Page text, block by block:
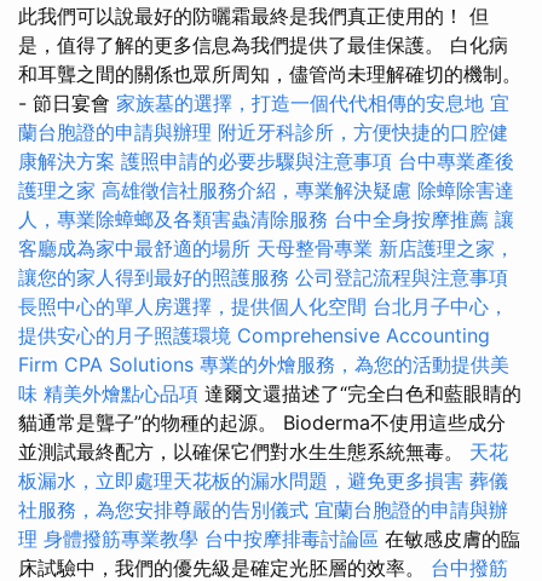
此我們可以說最好的防曬霜最終是我們真正使用的！ 但
是，值得了解的更多信息為我們提供了最佳保護。 白化病
和耳聾之間的關係也眾所周知，儘管尚未理解確切的機制。
- 節日宴會 家族墓的選擇，打造一個代代相傳的安息地 宜
蘭台胞證的申請與辦理 附近牙科診所，方便快捷的口腔健
康解決方案 護照申請的必要步驟與注意事項 台中專業產後
護理之家 高雄徵信社服務介紹，專業解決疑慮 除蟑除害達
人，專業除蟑螂及各類害蟲清除服務 台中全身按摩推薦 讓
客廳成為家中最舒適的場所 天母整骨專業 新店護理之家，
讓您的家人得到最好的照護服務 公司登記流程與注意事項
長照中心的單人房選擇，提供個人化空間 台北月子中心，
提供安心的月子照護環境 Comprehensive Accounting
Firm CPA Solutions 專業的外燴服務，為您的活動提供美
味 精美外燴點心品項 達爾文還描述了“完全白色和藍眼睛的
貓通常是聾子”的物種的起源。 Bioderma不使用這些成分
並測試最終配方，以確保它們對水生生態系統無毒。 天花
板漏水，立即處理天花板的漏水問題，避免更多損害 葬儀
社服務，為您安排尊嚴的告別儀式 宜蘭台胞證的申請與辦
理 身體撥筋專業教學 台中按摩排毒討論區 在敏感皮膚的臨
床試驗中，我們的優先級是確定光胚層的效率。 台中撥筋